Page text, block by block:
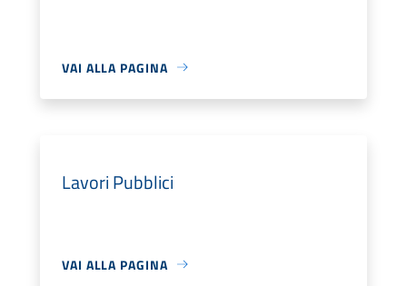
VAI ALLA PAGINA
Lavori Pubblici
VAI ALLA PAGINA